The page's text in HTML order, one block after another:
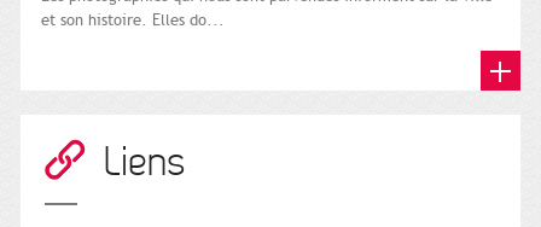
et son histoire. Elles do...
Liens